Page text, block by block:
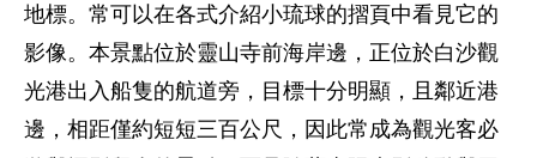
地標。常可以在各式介紹小琉球的摺頁中看見它的
影像。本景點位於靈山寺前海岸邊，正位於白沙觀
光港出入船隻的航道旁，目標十分明顯，且鄰近港
邊，相距僅約短短三百公尺，因此常成為觀光客必